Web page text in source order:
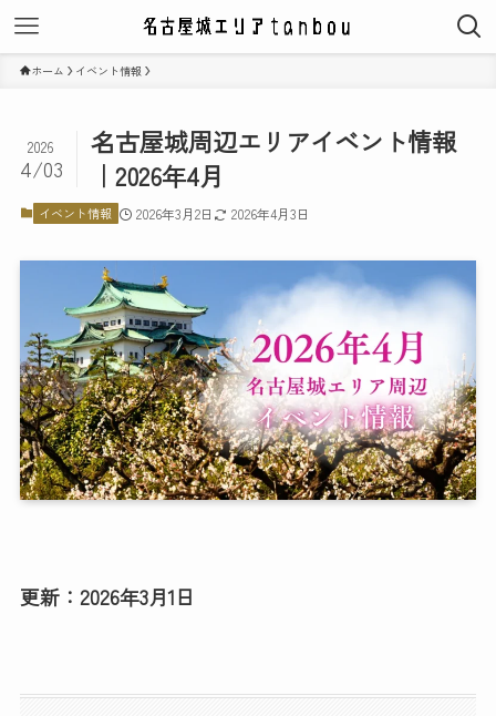
ホーム イベント情報
名古屋城周辺エリアイベント情報
｜2026年4月
2026
4/03
イベント情報 2026年3月2日 2026年4月3日
更新：2026年3月1日